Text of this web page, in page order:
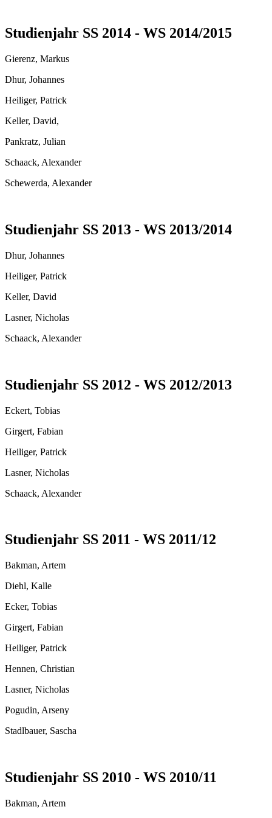
Studienjahr SS 2014 - WS 2014/2015
Gierenz, Markus
Dhur, Johannes
Heiliger, Patrick
Keller, David,
Pankratz, Julian
Schaack, Alexander
Schewerda, Alexander
Studienjahr SS 2013 - WS 2013/2014
Dhur, Johannes
Heiliger, Patrick
Keller, David
Lasner, Nicholas
Schaack, Alexander
Studienjahr SS 2012 - WS 2012/2013
Eckert, Tobias
Girgert, Fabian
Heiliger, Patrick
Lasner, Nicholas
Schaack, Alexander
Studienjahr SS 2011 - WS 2011/12
Bakman, Artem
Diehl, Kalle
Ecker, Tobias
Girgert, Fabian
Heiliger, Patrick
Hennen, Christian
Lasner, Nicholas
Pogudin, Arseny
Stadlbauer, Sascha
Studienjahr SS 2010 - WS 2010/11
Bakman, Artem